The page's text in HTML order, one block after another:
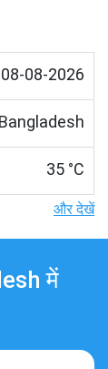
08-08-2026
35 °C
और देखें
में